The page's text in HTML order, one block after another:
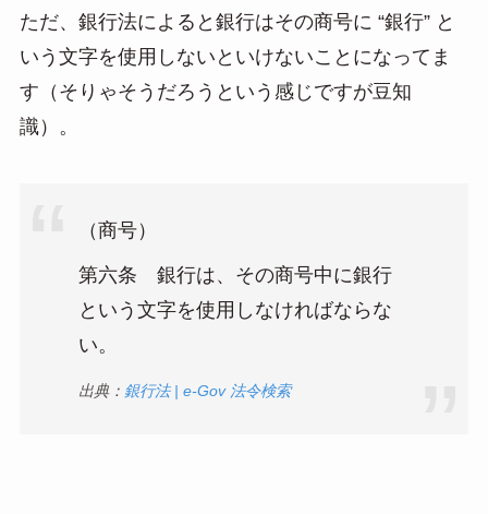
ただ、銀行法によると銀行はその商号に “銀行” と
いう文字を使用しないといけないことになってま
す（そりゃそうだろうという感じですが豆知
識）。
（商号）
第六条 銀行は、その商号中に銀行
という文字を使用しなければならな
い。
出典： 銀行法 | e-Gov 法令検索